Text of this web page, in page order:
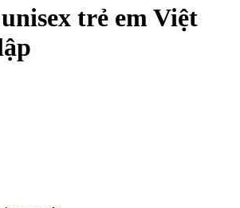
trẻ em Việt